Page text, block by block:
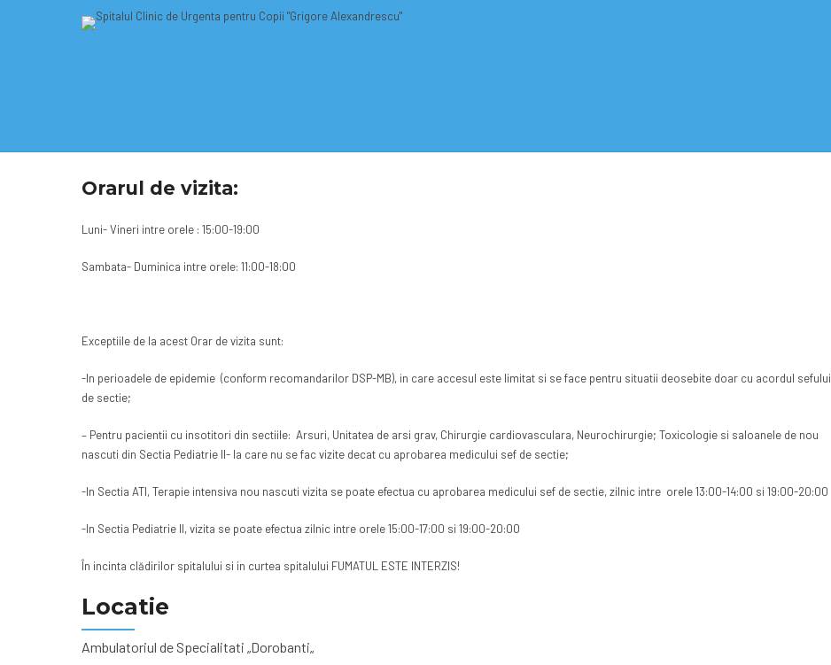
Orarul de vizita:
Luni- Vineri intre orele : 15:00-19:00
Sambata- Duminica intre orele: 11:00-18:00
Exceptiile de la acest Orar de vizita sunt:
-In perioadele de epidemie (conform recomandarilor DSP-MB), in care accesul este limitat si se face pentru situatii deosebite doar cu acordul sefului
de sectie;
– Pentru pacientii cu insotitori din sectiile: Arsuri, Unitatea de arsi grav, Chirurgie cardiovasculara, Neurochirurgie; Toxicologie si saloanele de nou
nascuti din Sectia Pediatrie II- la care nu se fac vizite decat cu aprobarea medicului sef de sectie;
-In Sectia ATI, Terapie intensiva nou nascuti vizita se poate efectua cu aprobarea medicului sef de sectie, zilnic intre orele 13:00-14:00 si 19:00-20:00
-In Sectia Pediatrie II, vizita se poate efectua zilnic intre orele 15:00-17:00 si 19:00-20:00
În incinta clădirilor spitalului si in curtea spitalului FUMATUL ESTE INTERZIS!
Locatie
Ambulatoriul de Specialitati „Dorobanti„